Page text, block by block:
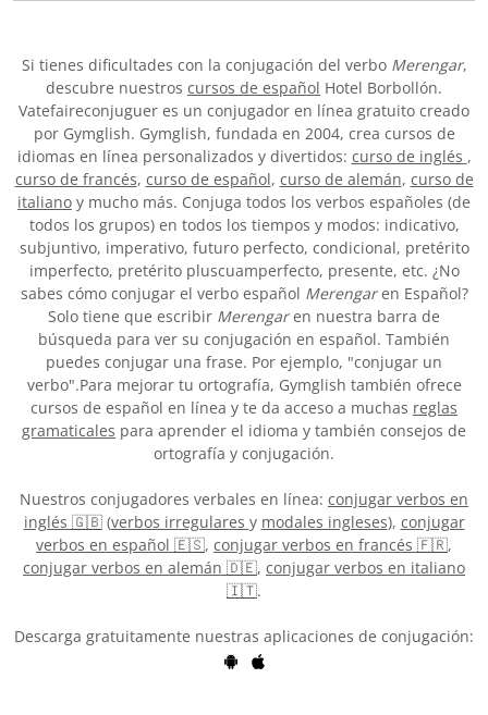
Si tienes dificultades con la conjugación del verbo Merengar,
descubre nuestros cursos de español Hotel Borbollón.
Vatefaireconjuguer es un conjugador en línea gratuito creado
por Gymglish. Gymglish, fundada en 2004, crea cursos de
idiomas en línea personalizados y divertidos: curso de inglés ,
curso de francés, curso de español, curso de alemán, curso de
italiano y mucho más. Conjuga todos los verbos españoles (de
todos los grupos) en todos los tiempos y modos: indicativo,
subjuntivo, imperativo, futuro perfecto, condicional, pretérito
imperfecto, pretérito pluscuamperfecto, presente, etc. ¿No
sabes cómo conjugar el verbo español Merengaren Español?
Solo tiene que escribir Merengaren nuestra barra de
búsqueda para ver su conjugación en español. También
puedes conjugar una frase. Por ejemplo, "conjugar un
verbo".Para mejorar tu ortografía, Gymglish también ofrece
cursos de español en línea y te da acceso a muchas reglas
gramaticales para aprender el idioma y también consejos de
ortografía y conjugación.
Nuestros conjugadores verbales en línea: conjugar verbos en
inglés 🇬🇧(verbos irregulares y modales ingleses), conjugar
verbos en español 🇪🇸, conjugar verbos en francés 🇫🇷,
conjugar verbos en alemán 🇩🇪, conjugar verbos en italiano
🇮🇹.
Descarga gratuitamente nuestras aplicaciones de conjugación: